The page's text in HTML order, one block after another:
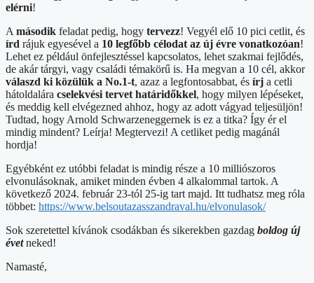
elérni!
A második feladat pedig, hogy tervezz! Vegyél elő 10 pici cetlit, és
írd rájuk egyesével a 10 legfőbb célodat az új évre vonatkozóan!
Lehet ez például önfejlesztéssel kapcsolatos, lehet szakmai fejlődés,
de akár tárgyi, vagy családi témakörű is. Ha megvan a 10 cél, akkor
válaszd ki közülük a No.1-t, azaz a legfontosabbat, és írj a cetli
hátoldalára cselekvési tervet határidőkkel, hogy milyen lépéseket,
és meddig kell elvégezned ahhoz, hogy az adott vágyad teljesüljön!
Tudtad, hogy Arnold Schwarzeneggernek is ez a titka? Így ér el
mindig mindent? Leírja! Megtervezi! A cetliket pedig magánál
hordja!
Egyébként ez utóbbi feladat is mindig része a 10 milliószoros
elvonulásoknak, amiket minden évben 4 alkalommal tartok. A
következő 2024. február 23-tól 25-ig tart majd. Itt tudhatsz meg róla
többet: https://www.belsoutazasszandraval.hu/elvonulasok/
Sok szeretettel kívánok csodákban és sikerekben gazdag boldog új
évetneked!
Namasté,